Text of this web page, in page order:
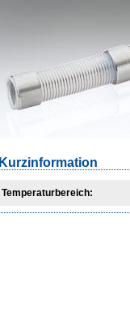
Kurzinformation
Temperaturbereich: